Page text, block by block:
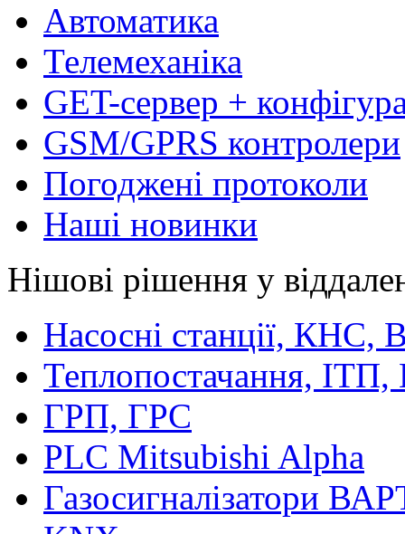
Автоматика
Телемеханіка
GET-сервер +
GSM/GPRS контролери
Погоджені протоколи
Наші новинки
Нішові рішення у
Насосні станції, КНС,
Теплопостачання,
ГРП, ГРС
PLC Mitsubishi Alpha
Газосигналізатори